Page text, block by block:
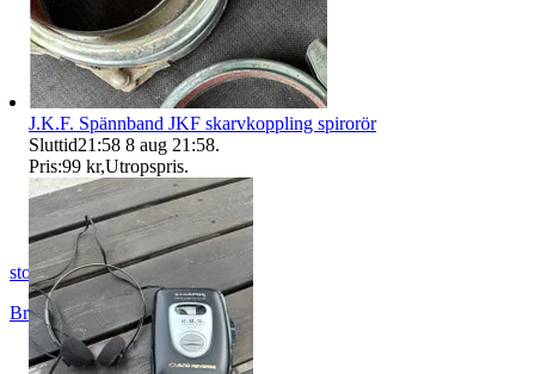
stortjatarn
Brottby,Sverige
J.K.F. Spännband JKF skarvkoppling spirorör
Sluttid21:58 8 aug 21:58.
Pris:99 kr,Utropspris.